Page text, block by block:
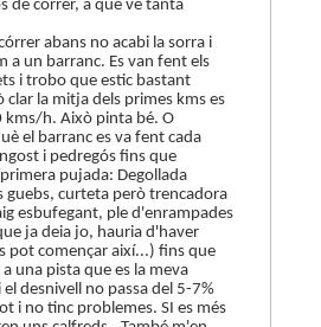
de córrer, a que ve tanta
abans no acabi la sorra i
a un barranc. Es van fent els
i trobo que estic bastant
clar la mitja dels primes kms es
kms/h. Això pinta bé. O
el barranc es va fent cada
i pedregós fins que
pujada: Degollada
guebs, curteta però trencadora
esbufegant, ple d'enrampades
ja deia jo, hauria d'haver
pot començar així...) fins que
una pista que es la meva
el desnivell no passa del 5-7%
i no tinc problemes. SI es més